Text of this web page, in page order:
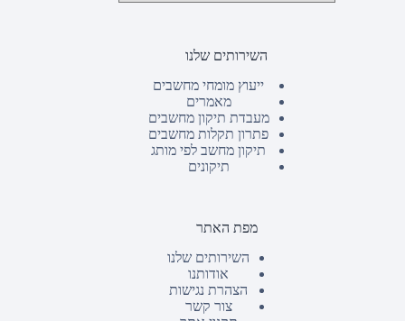
השירותים שלנו
ייעוץ מומחי מחשבים
מאמרים
מעבדת תיקון מחשבים
פתרון תקלות מחשבים
תיקון מחשב לפי מותג
תיקונים
מפת האתר
השירותים שלנו
אודותנו
הצהרת נגישות
צור קשר